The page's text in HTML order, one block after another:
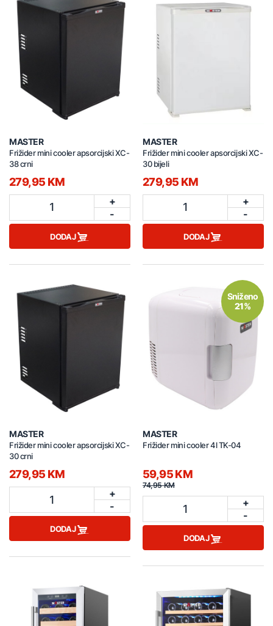
MASTER
Frižider mini cooler apsorcijski XC-
38 crni
279,95 KM
1
+
-
DODAJ
MASTER
Frižider mini cooler apsorcijski XC-
30 bijeli
279,95 KM
1
+
-
DODAJ
MASTER
Frižider mini cooler apsorcijski XC-
30 crni
279,95 KM
1
+
-
DODAJ
Sniženo
21%
MASTER
Frižider mini cooler 4l TK-04
59,95 KM
74,95 KM
1
+
-
DODAJ